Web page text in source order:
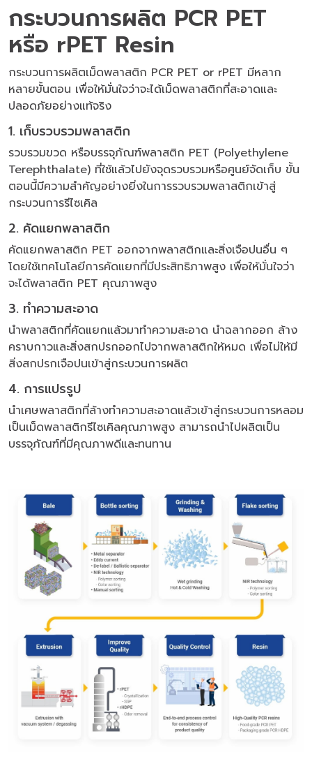
กระบวนการผลิต PCR PET
หรือ rPET Resin
กระบวนการผลิตเม็ดพลาสติก PCR PET or rPET มีหลาก
หลายขั้นตอน เพื่อให้มั่นใจว่าจะได้เม็ดพลาสติกที่สะอาดและ
ปลอดภัยอย่างแท้จริง
1. เก็บรวบรวมพลาสติก
รวบรวมขวด หรือบรรจุภัณฑ์พลาสติก PET (Polyethylene
Terephthalate) ที่ใช้แล้วไปยังจุดรวบรวมหรือศูนย์จัดเก็บ ขั้น
ตอนนี้มีความสำคัญอย่างยิ่งในการรวบรวมพลาสติกเข้าสู่
กระบวนการรีไซเคิล
2. คัดแยกพลาสติก
คัดแยกพลาสติก PET ออกจากพลาสติกและสิ่งเจือปนอื่น ๆ
โดยใช้เทคโนโลยีการคัดแยกที่มีประสิทธิภาพสูง เพื่อให้มั่นใจว่า
จะได้พลาสติก PET คุณภาพสูง
3. ทำความสะอาด
นำพลาสติกที่คัดแยกแล้วมาทำความสะอาด นำฉลากออก ล้าง
คราบกาวและสิ่งสกปรกออกไปจากพลาสติกให้หมด เพื่อไม่ให้มี
สิ่งสกปรกเจือปนเข้าสู่กระบวนการผลิต
4. การแปรรูป
นำเศษพลาสติกที่ล้างทำความสะอาดแล้วเข้าสู่กระบวนการหลอม
เป็นเม็ดพลาสติกรีไซเคิลคุณภาพสูง สามารถนำไปผลิตเป็น
บรรจุภัณฑ์ที่มีคุณภาพดีและทนทาน